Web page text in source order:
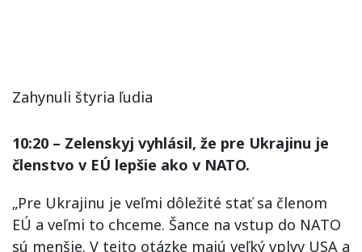
Zahynuli štyria ľudia
10:20 – Zelenskyj vyhlásil, že pre Ukrajinu je
členstvo v EÚ lepšie ako v NATO.
„Pre Ukrajinu je veľmi dôležité stať sa členom
EÚ a veľmi to chceme. Šance na vstup do NATO
sú menšie. V tejto otázke majú veľký vplyv USA a